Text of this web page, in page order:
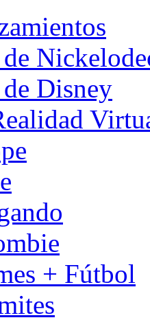
de
Disney
+ Fútbol